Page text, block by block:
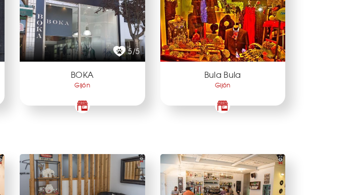
5/5
BOKA
Gijón
Bula Bula
Gijón